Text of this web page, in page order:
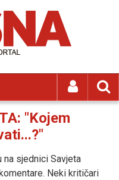
"Kojem
na sjednici Savjeta
Neki kritičari